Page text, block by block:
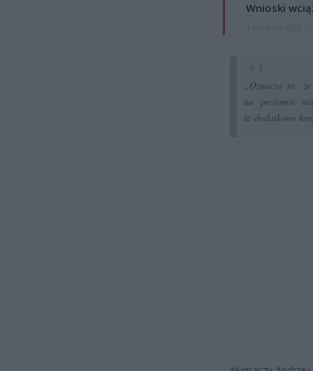
Wnioski
„Oznacza to,
na poziomie
te dodatkowe